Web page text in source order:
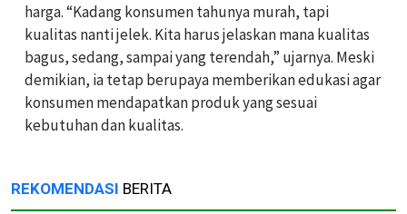
harga. “Kadang konsumen tahunya murah, tapi
kualitas nanti jelek. Kita harus jelaskan mana kualitas
bagus, sedang, sampai yang terendah,” ujarnya. Meski
demikian, ia tetap berupaya memberikan edukasi agar
konsumen mendapatkan produk yang sesuai
kebutuhan dan kualitas.
REKOMENDASI BERITA